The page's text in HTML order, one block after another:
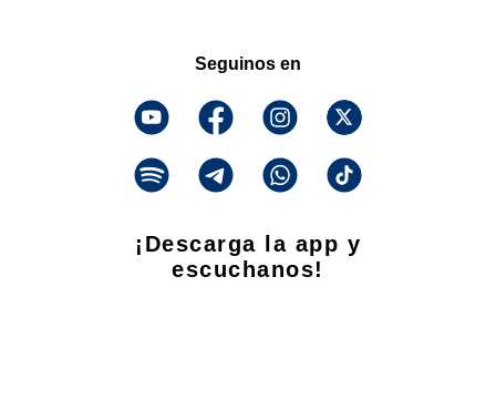
Seguinos en
¡Descarga la app y
escuchanos!